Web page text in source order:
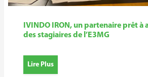
IVINDO IRON, un partenaire prêt à
des stagiaires de l’E3MG
Lire Plus